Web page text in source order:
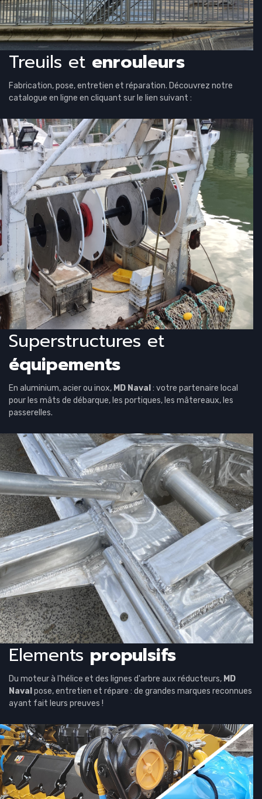
Treuils et enrouleurs
Fabrication, pose, entretien et réparation. Découvrez notre
catalogue en ligne en cliquant sur le lien suivant :
Superstructures et
équipements
En aluminium, acier ou inox, MD Naval : votre partenaire local
pour les mâts de débarque, les portiques, les mâtereaux, les
passerelles.
Elements propulsifs
Du moteur à l'hélice et des lignes d'arbre aux réducteurs, MD
Naval pose, entretien et répare : de grandes marques reconnues
ayant fait leurs preuves !